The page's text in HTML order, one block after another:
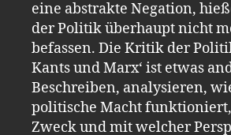
eine abstrakte Negation,
der Politik überhaupt nicht
befassen. Die Kritik der
Kants und Marx‘ ist etwas
Beschreiben, analysieren,
politische Macht
Zweck und mit welcher